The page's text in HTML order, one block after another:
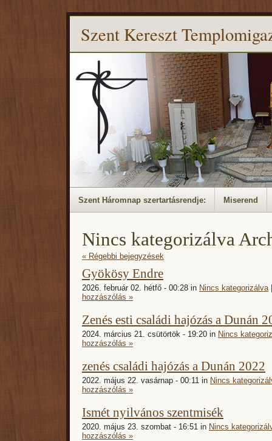
Szent Kereszt
Szent Háromnap szertartásrendje: Miserend
Nincs kategorizálva
« Régebbi bejegyzések
Gyökösy Endre
2026. február 02. hétfő - 00:28 in Nincs kategorizálva
hozzászólás »
Zenés esti családi hajózás a Dunán
2024. március 21. csütörtök - 19:20 in Nincs
hozzászólás »
zenés családi hajózás a Dunán 2022
2022. május 22. vasárnap - 00:11 in Nincs
hozzászólás »
Ismét nyilvános szentmisék
2020. május 23. szombat - 16:51 in Nincs
hozzászólás »